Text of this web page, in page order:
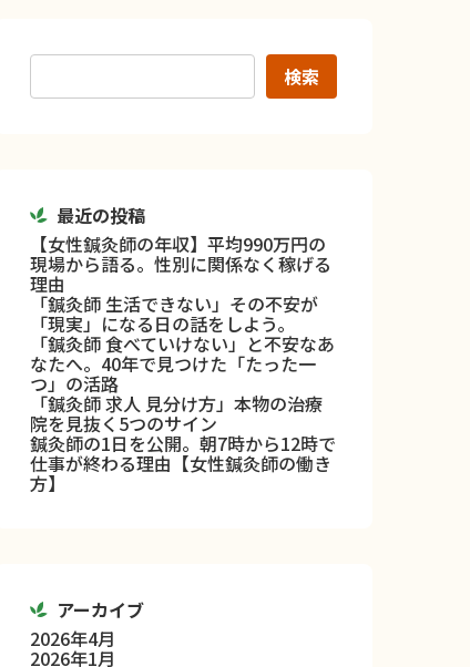
検索
最近の投稿
【女性鍼灸師の年収】平均990万円の
現場から語る。性別に関係なく稼げる
理由
「鍼灸師 生活できない」その不安が
「現実」になる日の話をしよう。
「鍼灸師 食べていけない」と不安なあ
なたへ。40年で見つけた「たった一
つ」の活路
「鍼灸師 求人 見分け方」本物の治療
院を見抜く5つのサイン
鍼灸師の1日を公開。朝7時から12時で
仕事が終わる理由【女性鍼灸師の働き
方】
アーカイブ
2026年4月
2026年1月